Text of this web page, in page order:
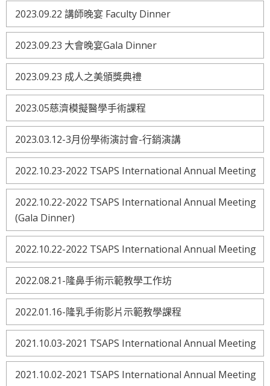
2023.09.22 講師晚宴 Faculty Dinner
2023.09.23 大會晚宴Gala Dinner
2023.09.23 成人之美頒獎典禮
2023.05慈濟模擬醫學手術課程
2023.03.12-3月份學術演討會-行銷演講
2022.10.23-2022 TSAPS International Annual Meeting
2022.10.22-2022 TSAPS International Annual Meeting
(Gala Dinner)
2022.10.22-2022 TSAPS International Annual Meeting
2022.08.21-隆鼻手術示範教學工作坊
2022.01.16-隆乳手術影片示範教學課程
2021.10.03-2021 TSAPS International Annual Meeting
2021.10.02-2021 TSAPS International Annual Meeting